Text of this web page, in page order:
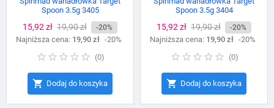
Spoon 3.5g 3405
Cena
15,92 zł Cena
podstawowa
19,90 zł -20%
Najniższa cena: 19,90 zł -20%
(0)
 Dodaj do koszyka
Spoon 3.5g 3404
Cena
15,92 zł Cena
podstawowa
19,90 zł -20%
Najniższa cena: 19,90 zł -20%
(0)
 Dodaj do koszyka